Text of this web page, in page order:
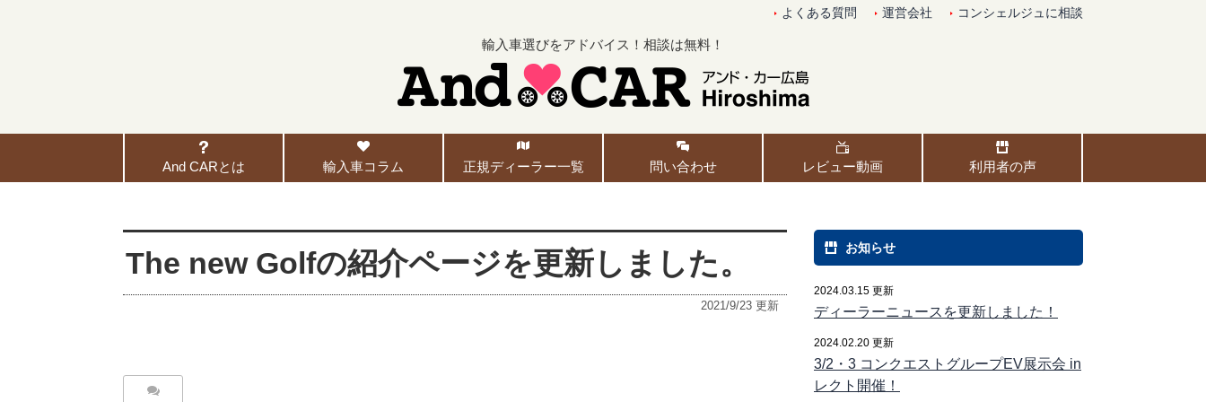
よくある質問 運営会社 コンシェルジュに相談
輸入車選びをアドバイス！相談は無料！
And CARとは 輸入車コラム 正規ディーラー一覧 問い合わせ レビュー動画 利用者の声
The new Golfの紹介ページを更新しました。
2021/9/23 更新
お知らせ
2024.03.15 更新
ディーラーニュースを更新しました！
2024.02.20 更新
3/2・3 コンクエストグループEV展示会 in
レクト開催！